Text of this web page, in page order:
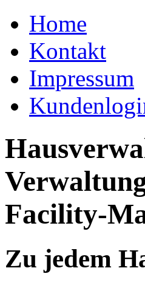
Home
Kontakt
Impressum
Facility-
Zu jedem